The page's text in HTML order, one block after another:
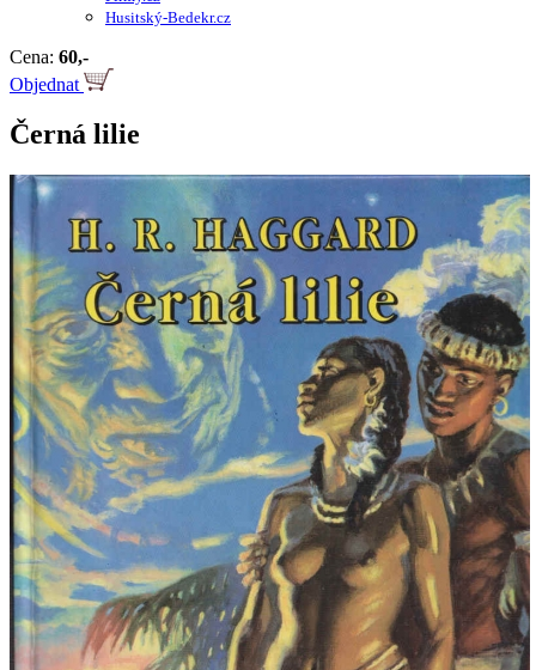
Husitský-Bedekr.cz
Cena: 60,-
Objednat
Černá lilie